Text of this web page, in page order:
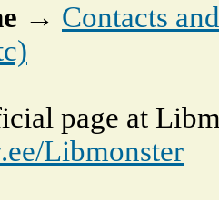
→ Contacts
page at
Libmonster